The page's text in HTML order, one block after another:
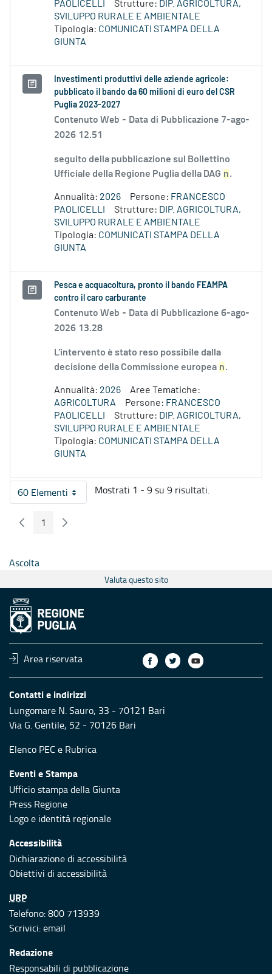
PAOLICELLI
Strutture: DIP. AGRICOLTURA,
SVILUPPO RURALE E AMBIENTALE
Tipologia: COMUNICATI STAMPA DELLA
GIUNTA
Investimenti produttivi delle aziende agricole:
pubblicato il bando da 60 milioni di euro del CSR
Puglia 2023-2027
Contenuto Web - Data di Pubblicazione 7-ago-
2026 12.51
seguito della pubblicazione sul Bollettino
Ufficiale della Regione Puglia della DAG n.
Annualità: 2026 Persone: FRANCESCO
PAOLICELLI
Strutture: DIP. AGRICOLTURA,
SVILUPPO RURALE E AMBIENTALE
Tipologia: COMUNICATI STAMPA DELLA
GIUNTA
Pesca e acquacoltura, pronto il bando FEAMPA
contro il caro carburante
Contenuto Web - Data di Pubblicazione 6-ago-
2026 13.28
L'intervento è stato reso possibile dalla
decisione della Commissione europea n.
Annualità: 2026
Aree Tematiche:
AGRICOLTURA
Persone: FRANCESCO
PAOLICELLI
Strutture: DIP. AGRICOLTURA,
SVILUPPO RURALE E AMBIENTALE
Tipologia: COMUNICATI STAMPA DELLA
GIUNTA
60 ElementiPer pagina
Mostrati 1 - 9 su 9 risultati.
Pagina Precedente
Pagina
1 Pagina Seguente
Ascolta
Valuta questo sito
Area riservata
Contatti e indirizzi
Lungomare N. Sauro, 33 - 70121 Bari
Via G. Gentile, 52 - 70126 Bari
Elenco PEC e Rubrica
Eventi e Stampa
Ufficio stampa della Giunta
Press Regione
Logo e identità regionale
Accessibilità
Dichiarazione di accessibilità
Obiettivi di accessibilità
URP
Telefono: 800 713939
Scrivici:email
Redazione
Responsabili di pubblicazione